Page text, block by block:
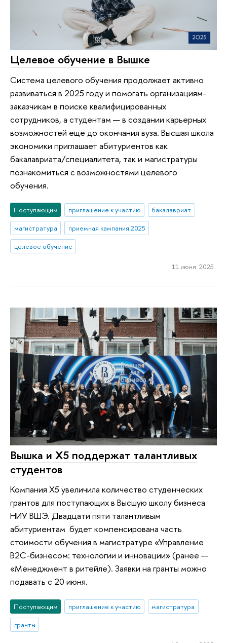
Целевое обучение в Вышке
Система целевого обучения продолжает активно
развиваться в 2025 году и помогать организациям-
заказчикам в поиске квалифицированных
сотрудников, а студентам — в создании карьерных
возможностей еще до окончания вуза. Высшая школа
экономики приглашает абитуриентов как
бакалавриата/специалитета, так и магистратуры
познакомиться с возможностями целевого
обучения.
Поступающим приглашение к участию
бакалавриат
магистратура
приемная кампания 2025
целевое обучение
11 июня 2025
Вышка и Х5 поддержат талантливых
студентов
Компания Х5 увеличила количество студенческих
грантов для поступающих в Высшую школу бизнеса
НИУ ВШЭ. Двадцати пяти талантливым
абитуриентам будет компенсирована часть
стоимости обучения в магистратуре «Управление
B2C-бизнесом: технологии и инновации» (ранее —
«Менеджмент в ритейле). Заявки на гранты можно
подавать с 20 июня.
Поступающим приглашение к участию
магистратура
гранты